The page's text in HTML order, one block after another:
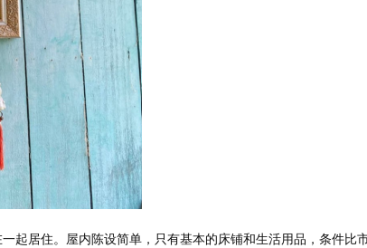
起居住。屋内陈设简单，只有基本的床铺和生活用品，条件比